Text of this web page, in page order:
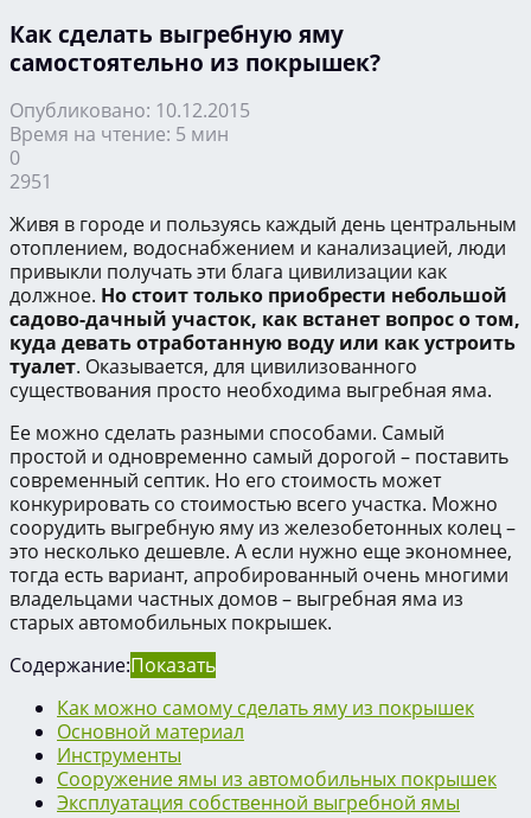
Как сделать выгребную яму
самостоятельно из покрышек?
Опубликовано: 10.12.2015
Время на чтение: 5 мин
0
2951
Живя в городе и пользуясь каждый день центральным
отоплением, водоснабжением и канализацией, люди
привыкли получать эти блага цивилизации как
должное. Но стоит только приобрести небольшой
садово-дачный участок, как встанет вопрос о том,
куда девать отработанную воду или как устроить
туалет. Оказывается, для цивилизованного
существования просто необходима выгребная яма.
Ее можно сделать разными способами. Самый
простой и одновременно самый дорогой – поставить
современный септик. Но его стоимость может
конкурировать со стоимостью всего участка. Можно
соорудить выгребную яму из железобетонных колец –
это несколько дешевле. А если нужно еще экономнее,
тогда есть вариант, апробированный очень многими
владельцами частных домов – выгребная яма из
старых автомобильных покрышек.
Содержание:Показать
Как можно самому сделать яму из покрышек
Основной материал
Инструменты
Сооружение ямы из автомобильных покрышек
Эксплуатация собственной выгребной ямы